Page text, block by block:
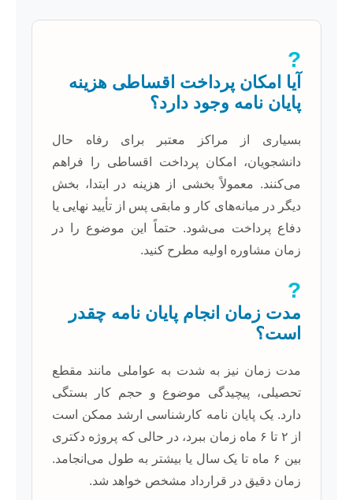
?
آیا امکان پرداخت اقساطی هزینه
پایان نامه وجود دارد؟
بسیاری از مراکز معتبر برای رفاه حال
دانشجویان، امکان پرداخت اقساطی را فراهم
می‌کنند. معمولاً بخشی از هزینه در ابتدا، بخش
دیگر در میانه‌های کار و مابقی پس از تأیید نهایی یا
دفاع پرداخت می‌شود. حتماً این موضوع را در
زمان مشاوره اولیه مطرح کنید.
?
مدت زمان انجام پایان نامه چقدر
است؟
مدت زمان نیز به شدت به عواملی مانند مقطع
تحصیلی، پیچیدگی موضوع و حجم کار بستگی
دارد. یک پایان نامه کارشناسی ارشد ممکن است
از ۲ تا ۶ ماه زمان ببرد، در حالی که پروژه دکتری
بین ۶ ماه تا یک سال یا بیشتر به طول می‌انجامد.
زمان دقیق در قرارداد مشخص خواهد شد.